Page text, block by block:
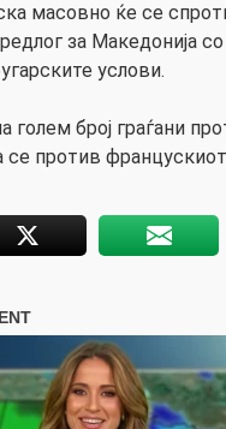
масовно ќе се
за Македонија со
услови.
голем број граѓани
се против